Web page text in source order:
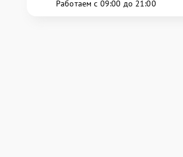
Работаем с 09:00 до 21:00